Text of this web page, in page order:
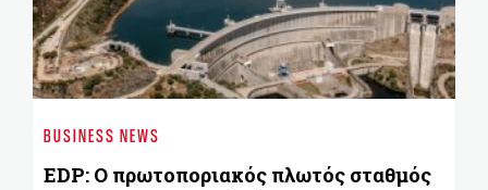
BUSINESS NEWS
EDP: Ο πρωτοποριακός πλωτός σταθμός